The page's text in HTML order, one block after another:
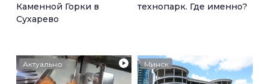
Каменной Горки в
Сухарево
технопарк. Где именно?
Актуально Минск